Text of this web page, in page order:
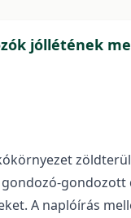
jóllétének
A naplóírás